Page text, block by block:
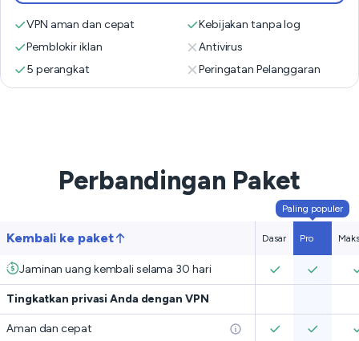
VPN aman dan cepat
Kebijakan tanpa log
Pemblokir iklan
Antivirus
5 perangkat
Peringatan Pelanggaran
Perbandingan Paket
Kembali ke paket Dasar Pro
Paling populer
Jaminan uang kembali selama 30 hari
Tingkatkan privasi Anda dengan VPN
Aman dan cepat